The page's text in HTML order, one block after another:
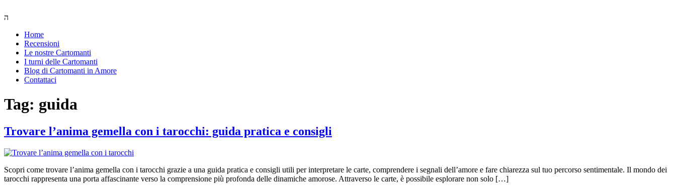
al
Menu
Home
Recensioni
Le nostre Cartomanti
I turni delle Cartomanti
Blog di Cartomanti in Amore
Contattaci
Tag: guida
Trovare l’anima gemella con i tarocchi: guida pratica e consigli
Scopri come trovare l’anima gemella con i tarocchi grazie a una guida pratica e consigli utili per interpretare le carte, comprendere i segnali dell’amore e fare chiarezza sul tuo percorso sentimentale. Il mondo dei
tarocchi rappresenta una porta affascinante verso la comprensione più profonda delle dinamiche amorose. Attraverso le carte, è possibile esplorare non solo […]